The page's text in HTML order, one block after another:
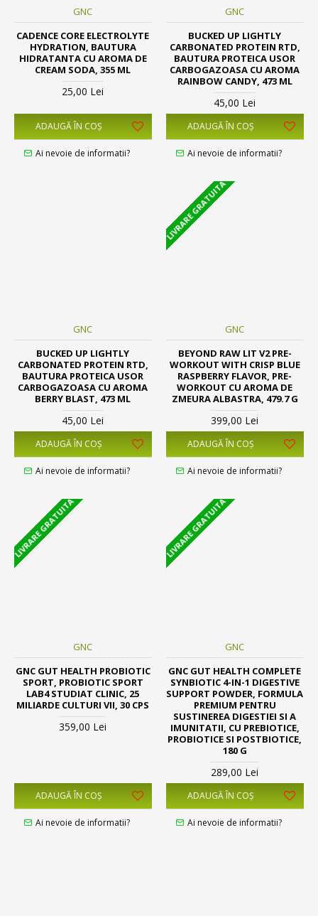
GNC
CADENCE CORE ELECTROLYTE
HYDRATION, BAUTURA
HIDRATANTA CU AROMA DE
CREAM SODA, 355 ML
25,00 Lei
ADAUGĂ ÎN COŞ
Ai nevoie de informatii?
GNC
BUCKED UP LIGHTLY
CARBONATED PROTEIN RTD,
BAUTURA PROTEICA USOR
CARBOGAZOASA CU AROMA
RAINBOW CANDY, 473 ML
45,00 Lei
ADAUGĂ ÎN COŞ
Ai nevoie de informatii?
GNC
BUCKED UP LIGHTLY
CARBONATED PROTEIN RTD,
BAUTURA PROTEICA USOR
CARBOGAZOASA CU AROMA
BERRY BLAST, 473 ML
45,00 Lei
ADAUGĂ ÎN COŞ
Ai nevoie de informatii?
LIVRARE GRATUITA
GNC
BEYOND RAW LIT V2 PRE-
WORKOUT WITH CRISP BLUE
RASPBERRY FLAVOR, PRE-
WORKOUT CU AROMA DE
ZMEURA ALBASTRA, 479.7 G
399,00 Lei
ADAUGĂ ÎN COŞ
Ai nevoie de informatii?
LIVRARE GRATUITA
GNC
GNC GUT HEALTH PROBIOTIC
SPORT, PROBIOTIC SPORT
LAB4 STUDIAT CLINIC, 25
MILIARDE CULTURI VII, 30 CPS
359,00 Lei
ADAUGĂ ÎN COŞ
Ai nevoie de informatii?
LIVRARE GRATUITA
GNC
GNC GUT HEALTH COMPLETE
SYNBIOTIC 4-IN-1 DIGESTIVE
SUPPORT POWDER, FORMULA
PREMIUM PENTRU
SUSTINEREA DIGESTIEI SI A
IMUNITATII, CU PREBIOTICE,
PROBIOTICE SI POSTBIOTICE,
180 G
289,00 Lei
ADAUGĂ ÎN COŞ
Ai nevoie de informatii?